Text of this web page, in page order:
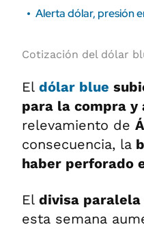
Alerta dólar, presión
Cotización del dólar
El dólar blue
para la compra y
relevamiento de
consecuencia, la
haber perforado
El divisa paralela
esta semana